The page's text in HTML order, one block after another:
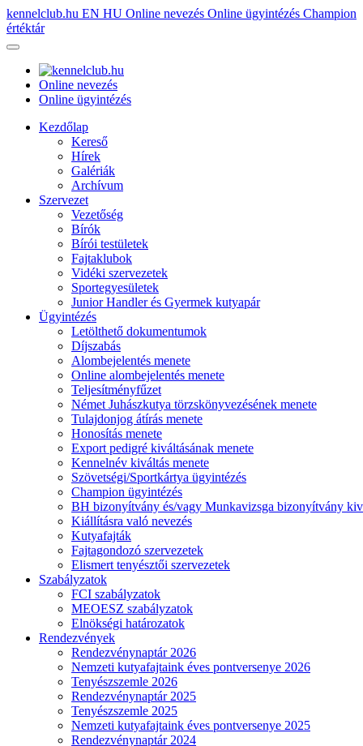
kennelclub.hu EN HU Online nevezés Online ügyintézés Champion
értéktár
Online nevezés
Online ügyintézés
Kezdőlap
Kereső
Hírek
Galériák
Archívum
Szervezet
Vezetőség
Bírók
Bírói testületek
Fajtaklubok
Vidéki szervezetek
Sportegyesületek
Junior Handler és Gyermek kutyapár
Ügyintézés
Letölthető dokumentumok
Díjszabás
Alombejelentés menete
Online alombejelentés menete
Teljesítményfűzet
Német Juhászkutya törzskönyvezésének menete
Tulajdonjog átírás menete
Honosítás menete
Export pedigré kiváltásának menete
Kennelnév kiváltás menete
Szövetségi/Sportkártya ügyintézés
Champion ügyintézés
BH bizonyítvány és/vagy Munkavizsga bizonyítvány
Kiállításra való nevezés
Kutyafajták
Fajtagondozó szervezetek
Elismert tenyésztői szervezetek
Szabályzatok
FCI szabályzatok
MEOESZ szabályzatok
Elnökségi határozatok
Rendezvények
Rendezvénynaptár 2026
Nemzeti kutyafajtaink éves pontversenye 2026
Tenyészszemle 2026
Rendezvénynaptár 2025
Tenyészszemle 2025
Nemzeti kutyafajtaink éves pontversenye 2025
Rendezvénynaptár 2024